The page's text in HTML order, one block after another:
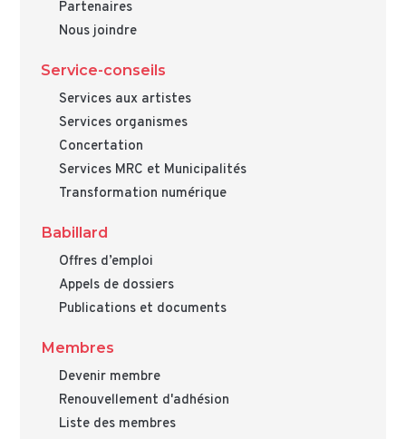
Partenaires
Nous joindre
Service-conseils
Services aux artistes
Services organismes
Concertation
Services MRC et Municipalités
Transformation numérique
Babillard
Offres d’emploi
Appels de dossiers
Publications et documents
Membres
Devenir membre
Renouvellement d'adhésion
Liste des membres